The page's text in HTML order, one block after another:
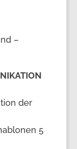
–
der
5